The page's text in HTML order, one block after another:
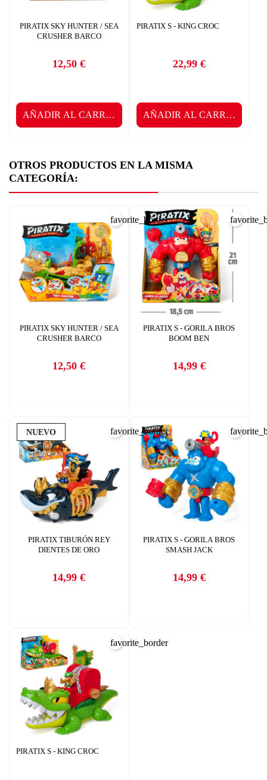
PIRATIX SKY HUNTER / SEA
CRUSHER BARCO
Precio
12,50 €
AÑADIR AL CARRITO
PIRATIX S - KING CROC
Precio
22,99 €
AÑADIR AL CARRITO
OTROS PRODUCTOS EN LA MISMA
CATEGORÍA:
PIRATIX SKY HUNTER / SEA
CRUSHER BARCO
Precio
12,50 €
favorite_border
PIRATIX S - GORILA BROS
BOOM BEN
Precio
14,99 €
PIRATIX TIBURÓN REY
DIENTES DE ORO
Precio
14,99 €
NUEVO favorite_border
PIRATIX S - GORILA BROS
SMASH JACK
Precio
14,99 €
PIRATIX S - KING CROC
favorite_border
AÑADIR A LA LISTA DE DESEOS
CREAR LISTA DE DESEOS
Nombre de la lista de deseos
INICIAR SESIÓN
Debe iniciar sesión para guardar productos en su lista de deseos.
CANCELAR